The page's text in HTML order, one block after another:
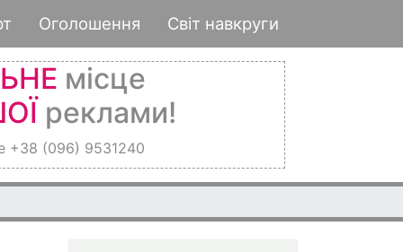
Оголошення Світ навкруги
місце
реклами!
+38 (096) 9531240